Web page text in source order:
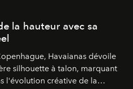
la hauteur avec sa
Havaianas dévoile
silhouette à talon, marquant
l'évolution créative de la